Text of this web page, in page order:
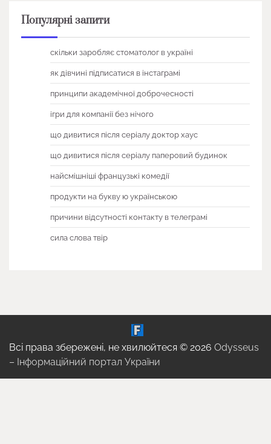
Популярні запити
скільки заробляє стоматолог в україні
як дівчині підписатися в інстаграмі
принципи академічної доброчесності
ігри для компанії без нічого
що дивитися після серіалу доктор хаус
що дивитися після серіалу паперовий будинок
найсмішніші французькі комедії
продукти на букву ю українською
причини відсутності контакту в телеграмі
сила слова твір
Всі права збережені, не хвилюйтеся © 2026 Odysseus
– Інформаційний портал України